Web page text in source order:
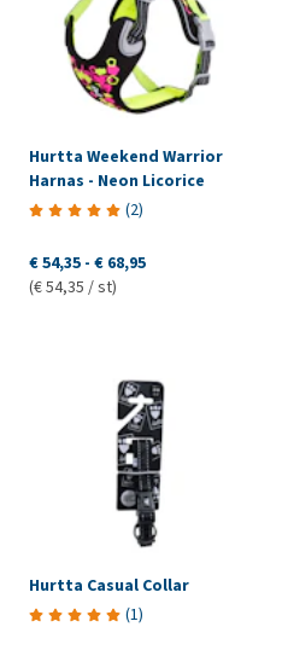
Hurtta Weekend Warrior
Harnas - Neon Licorice
(2)
€ 54,35 - € 68,95
(€ 54,35 / st)
Hurtta Casual Collar
(1)